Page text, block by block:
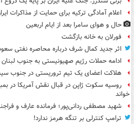
اعلام آمادگی ترکیه برای حمایت از مذاکرات
حال و هوای سامرا بعد از ایام اربعین
فورلان به خانه بازگشت
اثر جدید کمال شرف درباره محاصره نفتی
ادامه حملات رژیم صهیونیستی به جنوب لبنان
هلاکت اعضای یک تیم تروریستی در جنوب
روسیه سکوت ژاپن در قبال نقش آمریکا در
خواند
شهید مصطفی ردانی‌پور؛ فرمانده عارف و
ترامپ کنترلی بر تنگه هرمز ندارد!